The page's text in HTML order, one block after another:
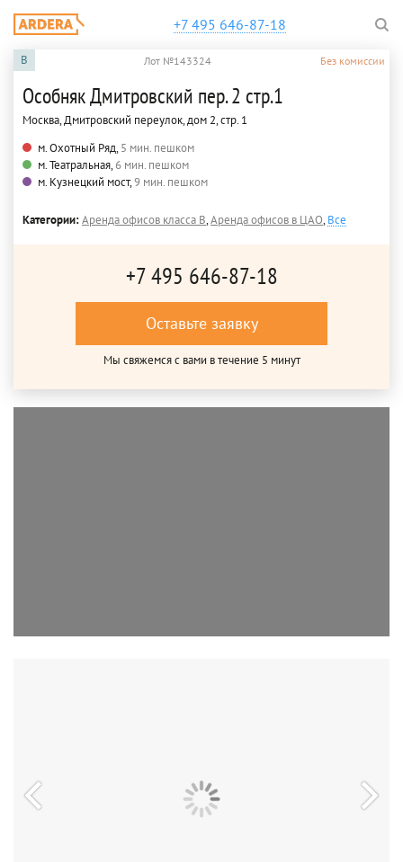
+7 495 646-87-18
B Лот №143324 Без комиссии
Особняк Дмитровский пер. 2 стр.1
Москва, Дмитровский переулок, дом 2, стр. 1
м. Охотный Ряд,5 мин. пешком
м. Театральная,6 мин. пешком
м. Кузнецкий мост,9 мин. пешком
Категории:Аренда офисов класса B,Аренда офисов в ЦАО,Все
+7 495 646-87-18
Оставьте заявку
Мы свяжемся с вами в течение 5 минут